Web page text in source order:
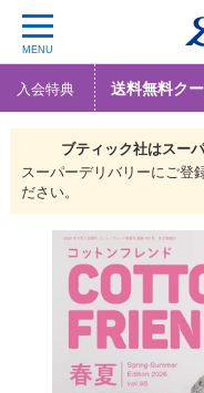
MENU
入会特典 送料無料ク
ブティック社はスー
スーパーデリバリーにご登
ださい。